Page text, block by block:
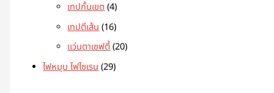
เทปกั้นเขต 4
เทปตีเส้น 16
แว่นตาเซฟตี้ 20
ไฟหมุน ไฟไซเรน 29